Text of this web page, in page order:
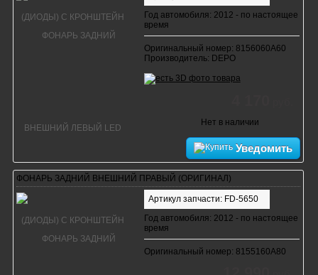
Год автомобиля: 2012 - по настоящее
время
Оригинальный номер: 8156060A60
Производитель: DEPO
Нет в наличии
Уведомить
ФОНАРЬ ЗАДНИЙ ВНЕШНИЙ ПРАВЫЙ (ОРИГИНАЛ)
Артикул запчасти: FD-5650
Год автомобиля: 2012 - по настоящее
время
Оригинальный номер: 8155160A80